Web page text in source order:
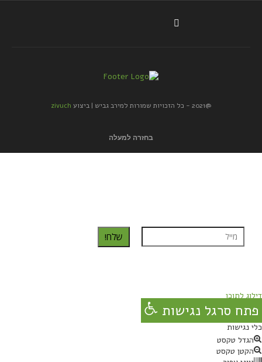
@2021 - כל הזכויות שמורות למירב גביש | ביצוע zivuch
בחזרה למעלה
שלח!
דילוג לתוכן
פתח סרגל נגישות
כלי נגישות
הגדל טקסט
הקטן טקסט